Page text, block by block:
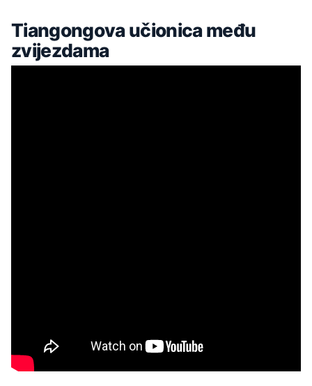
Tiangongova učionica među
zvijezdama